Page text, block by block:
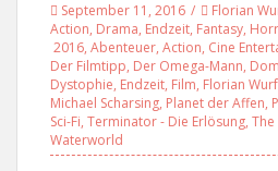
September 11, 2016 Florian
Action, Drama, Endzeit, Fantasy,
2016, Abenteuer, Action, Cine
Der Filmtipp, Der Omega-Mann,
Dystophie, Endzeit, Film, Florian
Michael Scharsing, Planet der Affen,
Sci-Fi, Terminator - Die Erlösung, The
Waterworld